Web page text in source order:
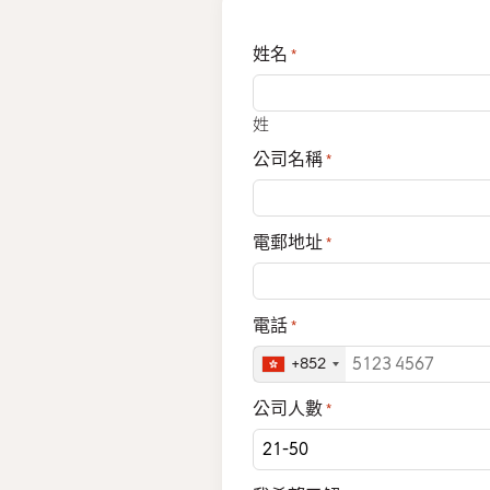
姓名 *
姓
公司名稱*
電郵地址*
電話*
+852
公司人數*